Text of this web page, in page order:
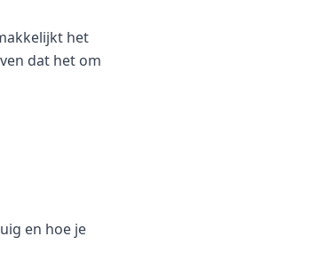
het
dat het om
en hoe je